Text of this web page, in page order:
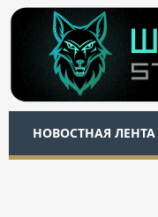
НОВОСТНАЯ ЛЕНТА